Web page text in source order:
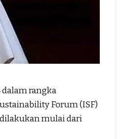
dalam rangka
Forum (ISF)
dilakukan mulai dari